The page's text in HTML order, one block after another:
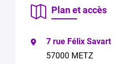
Votre
concerne
*
Plan et accès
7 rue Félix Savart
57000 METZ